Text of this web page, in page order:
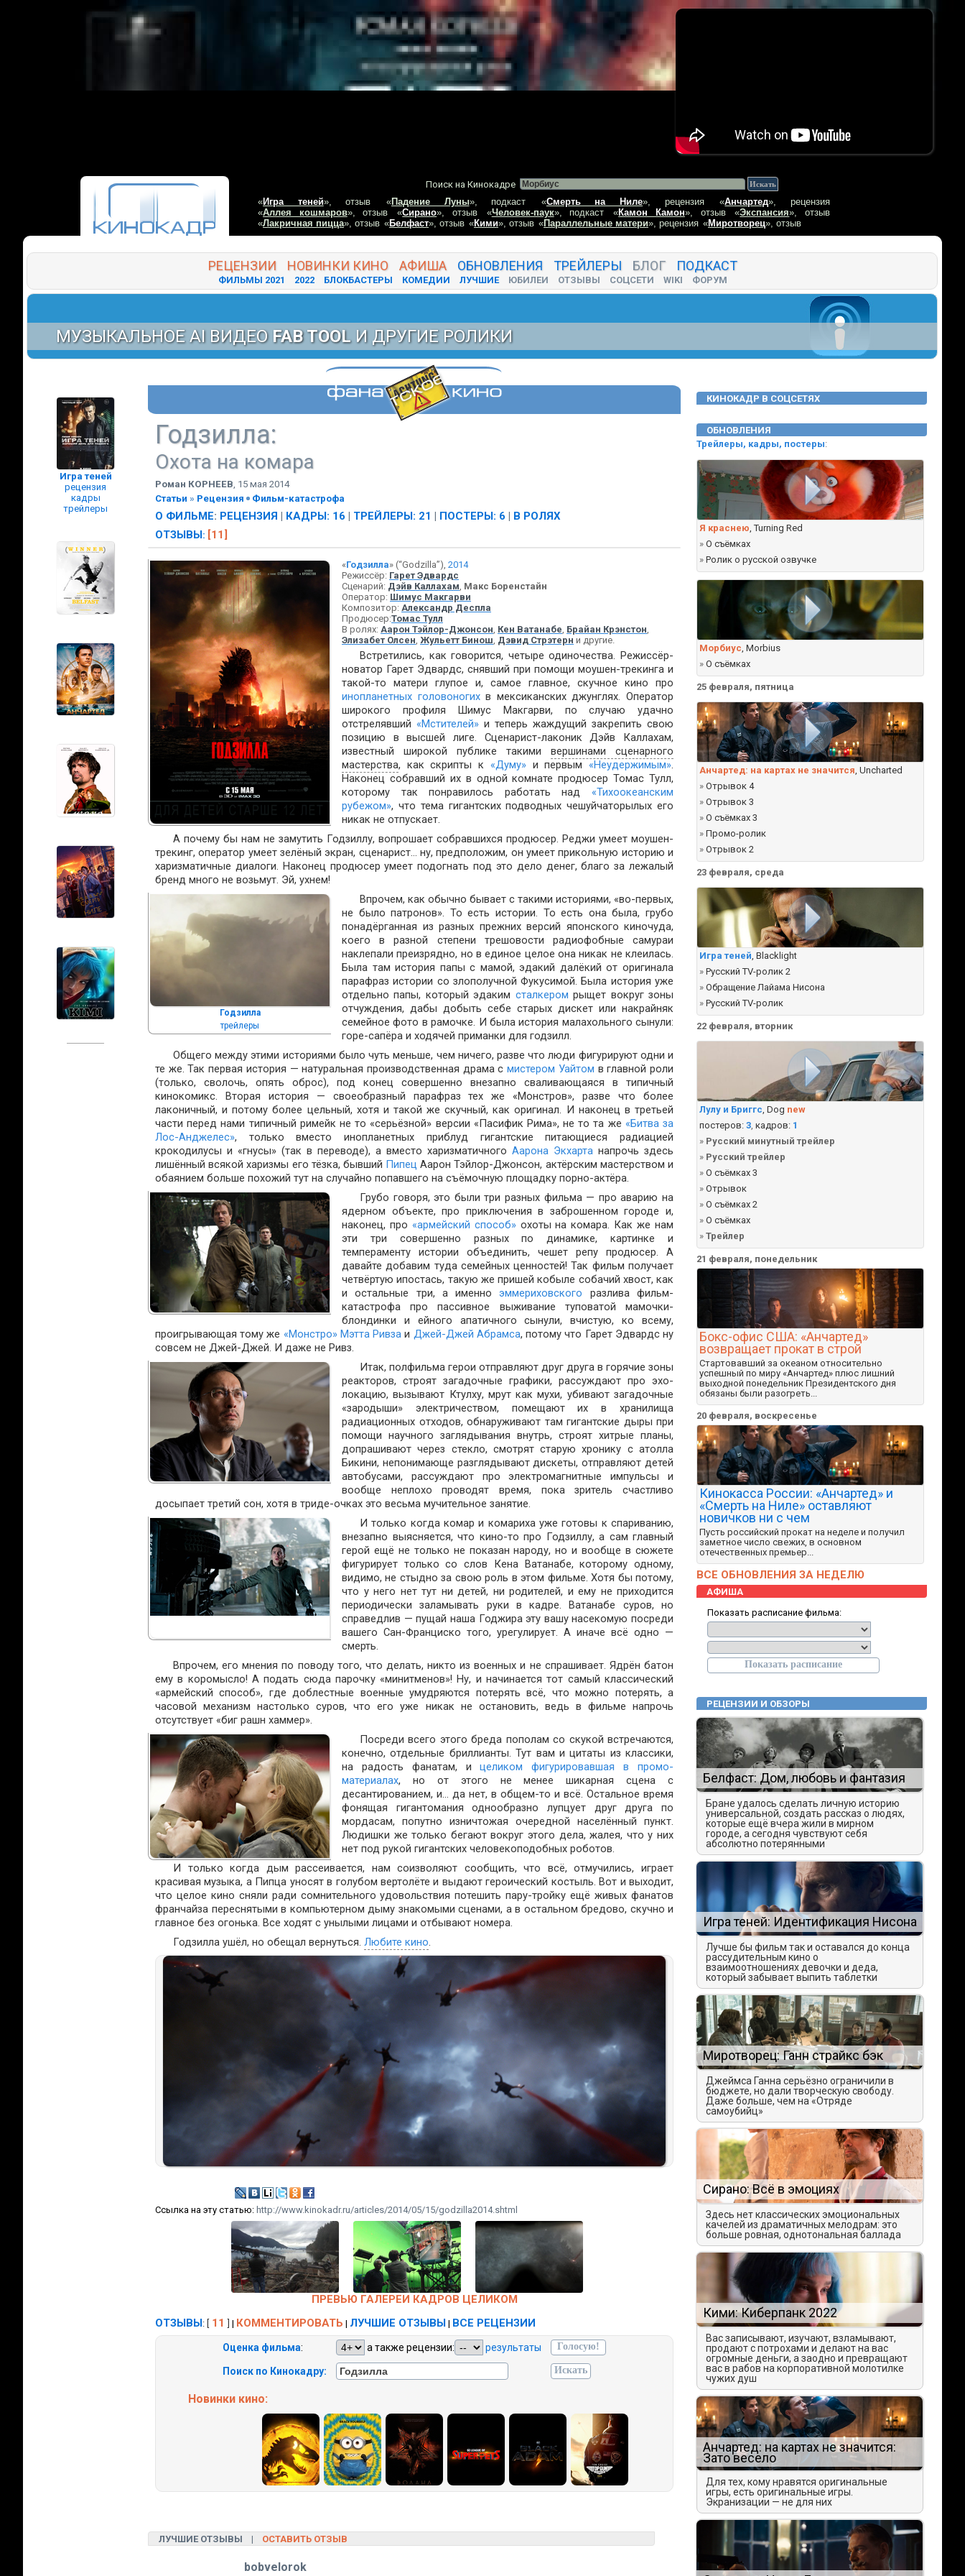
Поиск на Кинокадре
«Игра теней», отзыв «Падение Луны», подкаст «Смерть на Ниле», рецензия «Анчартед», рецензия
«Аллея кошмаров», отзыв «Сирано», отзыв «Человек-паук», подкаст «Камон Камон», отзыв «Экспансия», отзыв
«Лакричная пицца», отзыв «Белфаст», отзыв «Кими», отзыв «Параллельные матери», рецензия «Миротворец», отзыв
РЕЦЕНЗИИ НОВИНКИ КИНО АФИША ОБНОВЛЕНИЯ ТРЕЙЛЕРЫ БЛОГ ПОДКАСТ
ФИЛЬМЫ 2021 2022 БЛОКБАСТЕРЫ КОМЕДИИ ЛУЧШИЕ ЮБИЛЕИ ОТЗЫВЫ СОЦСЕТИ WIKI ФОРУМ
МУЗЫКАЛЬНОЕ AI ВИДЕО FAB TOOL И ДРУГИЕ РОЛИКИ
Годзилла:
Охота на комара
Роман КОРНЕЕВ, 15 мая 2014
Статьи » Рецензия Фильм-катастрофа
О ФИЛЬМЕ: РЕЦЕНЗИЯ | КАДРЫ: 16 | ТРЕЙЛЕРЫ: 21 | ПОСТЕРЫ: 6 | В РОЛЯХ
ОТЗЫВЫ: [11]
«Годзилла» (“Godzilla”), 2014
Режиссёр: Гарет Эдвардс
Сценарий: Дэйв Каллахам, Макс Боренстайн
Оператор: Шимус Макгарви
Композитор: Александр Деспла
Продюсер:Томас Тулл
В ролях: Аарон Тэйлор-Джонсон, Кен Ватанабе, Брайан Крэнстон,
Элизабет Олсен, Жульетт Бинош, Дэвид Стрэтерн и другие.
Встретились, как говорится, четыре одиночества. Режиссёр-
новатор Гарет Эдвардс, снявший при помощи моушен-трекинга и
такой-то матери глупое и, самое главное, скучное кино про
инопланетных головоногихв мексиканских джунглях. Оператор
широкого профиля Шимус Макгарви, по случаю удачно
отстрелявший «Мстителей» и теперь жаждущий закрепить свою
позицию в высшей лиге. Сценарист-лаконик Дэйв Каллахам,
известный широкой публике такими вершинами сценарного
мастерства, как скрипты к «Думу»и первым «Неудержимым».
Наконец собравший их в одной комнате продюсер Томас Тулл,
которому так понравилось работать над «Тихоокеанским
рубежом», что тема гигантских подводных чешуйчаторылых его
никак не отпускает.
А почему бы нам не замутить Годзиллу, вопрошает собравшихся продюсер. Реджи умеет моушен-
трекинг, оператор умеет зелёный экран, сценарист… ну, предположим, он умеет прикольную историю и
харизматичные диалоги. Наконец продюсер умеет подогнать под это дело денег, благо за лежалый
бренд много не возьмут. Эй, ухнем!
Годзилла
трейлеры
Впрочем, как обычно бывает с такими историями, «во-первых,
не было патронов». То есть истории. То есть она была, грубо
понадёрганная из разных прежних версий японского киночуда,
коего в разной степени трешовости радиофобные самураи
наклепали преизрядно, но в единое целое она никак не клеилась.
Была там история папы с мамой, эдакий далёкий от оригинала
парафраз истории со злополучной Фукусимой. Была история уже
отдельно папы, который эдаким сталкером рыщет вокруг зоны
отчуждения, дабы добыть себе старых дискет или накрайняк
семейное фото в рамочке. И была история малахольного сынули:
горе-сапёра и ходячей приманки для годзилл.
Общего между этими историями было чуть меньше, чем ничего, разве что люди фигурируют одни и
те же. Так первая история — натуральная производственная драма смистером Уайтом в главной роли
(только, сволочь, опять оброс), под конец совершенно внезапно сваливающаяся в типичный
кинокомикс. Вторая история — своеобразный парафраз тех же «Монстров», разве что более
лаконичный, и потому более цельный, хотя и такой же скучный, как оригинал. И наконец в третьей
части перед нами типичный римейк не то «серьёзной» версии «Пасифик Рима», не то та же «Битва за
Лос-Анджелес», только вместо инопланетных приблуд гигантские питающиеся радиацией
крокодилусы и «гнусы» (так в переводе), а вместо харизматичного Аарона Экхарта напрочь здесь
лишённый всякой харизмы его тёзка, бывший Пипец Аарон Тэйлор-Джонсон, актёрским мастерством и
обаянием больше похожий тут на случайно попавшего на съёмочную площадку порно-актёра.
Грубо говоря, это были три разных фильма — про аварию на
ядерном объекте, про приключения в заброшенном городе и,
наконец, про «армейский способ»охоты на комара. Как же нам
эти три совершенно разных по динамике, картинке и
темпераменту истории объединить, чешет репу продюсер. А
давайте добавим туда семейных ценностей! Так фильм получает
четвёртую ипостась, такую же пришей кобыле собачий хвост, как
и остальные три, а именноэммериховского разлива фильм-
катастрофа про пассивное выживание туповатой мамочки-
блондинки и ейного апатичного сынули, вчистую, ко всему,
проигрывающая тому же «Монстро» Мэтта Ривза и Джей-Джей Абрамса, потому что Гарет Эдвардс ну
совсем не Джей-Джей. И даже не Ривз.
Итак, полфильма герои отправляют друг друга в горячие зоны
реакторов, строят загадочные графики, рассуждают про эхо-
локацию, вызывают Ктулху, мрут как мухи, убивают загадочные
«зародыши» электричеством, помещают их в хранилища
радиационных отходов, обнаруживают там гигантские дыры при
помощи научного заглядывания внутрь, строят хитрые планы,
допрашивают через стекло, смотрят старую хронику с атолла
Бикини, непонимающе разглядывают дискеты, отправляют детей
автобусами, рассуждают про электромагнитные импульсы и
вообще неплохо проводят время, пока зритель счастливо
досыпает третий сон, хотя в триде-очках это весьма мучительное занятие.
И только когда комар и комариха уже готовы к спариванию,
внезапно выясняется, что кино-то про Годзиллу, а сам главный
герой ещё не только не показан народу, но и вообще в сюжете
фигурирует только со слов Кена Ватанабе, которому одному,
видимо, не стыдно за свою роль в этом фильме. Хотя бы потому,
что у него нет тут ни детей, ни родителей, и ему не приходится
периодически заламывать руки в кадре. Ватанабе суров, но
справедлив — пущай наша Годжира эту вашу насекомую посреди
вашего Сан-Франциско того, урегулирует. А иначе всё одно —
смерть.
Впрочем, его мнения по поводу того, что делать, никто из военных и не спрашивает. Ядрён батон
ему в коромысло! А подать сюда парочку «минитменов»! Ну, и начинается тот самый классический
«армейский способ», где доблестные военные умудряются потерять всё, что можно потерять, а
часовой механизм настолько суров, что его уже никак не остановить, ведь в фильме напрочь
отсутствует «биг рашн хаммер».
Посреди всего этого бреда пополам со скукой встречаются,
конечно, отдельные бриллианты. Тут вам и цитаты из классики,
на радость фанатам, ицеликом фигурировавшая в промо-
материалах, но от этого не менее шикарная сцена с
десантированием, и… да нет, в общем-то и всё. Остальное время
фонящая гигантомания однообразно лупцует друг друга по
мордасам, попутно изничтожая очередной населённый пункт.
Людишки же только бегают вокруг этого дела, жалея, что у них
нет под рукой гигантских человекоподобных роботов.
И только когда дым рассеивается, нам соизволяют сообщить, что всё, отмучились, играет
красивая музыка, а Пипца уносят в голубом вертолёте и выдают героический костыль. Вот и выходит,
что целое кино сняли ради сомнительного удовольствия потешить пару-тройку ещё живых фанатов
франчайза переснятыми в компьютерном дыму знакомыми сценами, а в остальном бредово, скучно и
главное без огонька. Все ходят с унылыми лицами и отбывают номера.
Годзилла ушёл, но обещал вернуться. Любите кино.
Ссылка на эту статью: http://www.kinokadr.ru/articles/2014/05/15/godzilla2014.shtml
ПРЕВЬЮ ГАЛЕРЕИ КАДРОВ ЦЕЛИКОМ
ОТЗЫВЫ: [ 11 | КОММЕНТИРОВАТЬ | ЛУЧШИЕ ОТЗЫВЫ | ВСЕ РЕЦЕНЗИИ
Оценка фильма: а также рецензии: результаты
Поиск по Кинокадру:
Новинки кино:
ЛУЧШИЕ ОТЗЫВЫ | ОСТАВИТЬ ОТЗЫВ
bobvelorok
КИНОКАДР В СОЦСЕТЯХ
ОБНОВЛЕНИЯ
Трейлеры, кадры, постеры:
Я краснею, Turning Red
» О съёмках
» Ролик о русской озвучке
Морбиус, Morbius
» О съёмках
25 февраля, пятница
Анчартед: на картах не значится, Uncharted
» Отрывок 4
» Отрывок 3
» О съёмках 3
» Промо-ролик
» Отрывок 2
23 февраля, среда
Игра теней, Blacklight
» Русский TV-ролик 2
» Обращение Лайама Нисона
» Русский TV-ролик
22 февраля, вторник
Лулу и Бриггс, Dog new
постеров: 3, кадров: 1
» Русский минутный трейлер
» Русский трейлер
» О съёмках 3
» Отрывок
» О съёмках 2
» О съёмках
» Трейлер
21 февраля, понедельник
Бокс-офис США: «Анчартед»
возвращает прокат в строй
Стартовавший за океаном относительно
успешный по миру «Анчартед» плюс лишний
выходной понедельник Президентского дня
обязаны были разогреть...
20 февраля, воскресенье
Кинокасса России: «Анчартед» и
«Смерть на Ниле» оставляют
новичков ни с чем
Пусть российский прокат на неделе и получил
заметное число свежих, в основном
отечественных премьер...
ВСЕ ОБНОВЛЕНИЯ ЗА НЕДЕЛЮ
АФИША
Показать расписание фильма:
РЕЦЕНЗИИ И ОБЗОРЫ
Белфаст: Дом, любовь и фантазия
Бране удалось сделать личную историю
универсальной, создать рассказ о людях,
которые ещё вчера жили в мирном
городе, а сегодня чувствуют себя
абсолютно потерянными
Игра теней: Идентификация Нисона
Лучше бы фильм так и оставался до конца
рассудительным кино о
взаимоотношениях девочки и деда,
который забывает выпить таблетки
Миротворец: Ганн страйкс бэк
Джеймса Ганна серьёзно ограничили в
бюджете, но дали творческую свободу.
Даже больше, чем на «Отряде
самоубийц»
Сирано: Всё в эмоциях
Здесь нет классических эмоциональных
качелей из драматичных мелодрам: это
больше ровная, однотональная баллада
Кими: Киберпанк 2022
Вас записывают, изучают, взламывают,
продают с потрохами и делают на вас
огромные деньги, а заодно и превращают
вас в рабов на корпоративной молотилке
чужих душ
Анчартед: на картах не значится:
Зато весело
Для тех, кому нравятся оригинальные
игры, есть оригинальные игры.
Экранизации — не для них
Игра теней
рецензия
кадры
трейлеры